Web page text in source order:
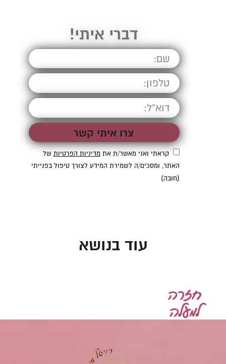
דברי איתי!
קראתי ואני מאשר/ת אתמדיניות הפרטיות של
האתר, ומסכים/ה לשמירת המידע לצורך טיפול בפנייתי
(חובה)
עוד בנושא